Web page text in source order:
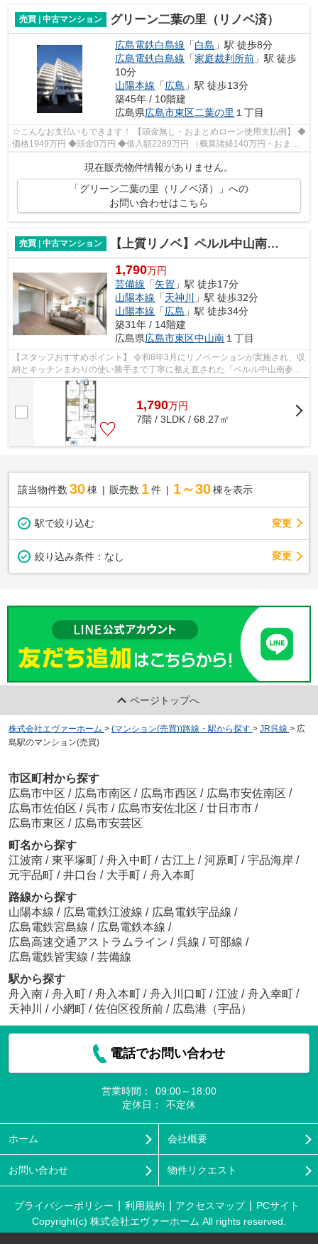
売買 | 中古マンション グリーン二葉の里（リノベ済）
広島電鉄白島線 「白島 」駅 徒歩8分
広島電鉄白島線 「家庭裁判所前 」駅 徒歩
10分
山陽本線 「広島 」駅 徒歩13分
築45年 / 10階建
広島県広島市東区二葉の里 １丁目
☆こんなお支払いもできます！ 【頭金無し・おまとめローン使用支払例】 ◆
価格1949万円 ◆頭金0万円 ◆借入額2289万円 （概算諸経140万円・おまと
めローン200万円込） ◆年利0.6％ 変動...
現在販売物件情報がありません。
「グリーン二葉の里（リノベ済）」への
お問い合わせはこちら
売買 | 中古マンション 【上質リノベ】ペルル中山南参番館
1,790万円
芸備線 「矢賀 」駅 徒歩17分
山陽本線 「天神川
」駅 徒歩32分
山陽本線 「広島 」駅 徒歩34分
築31年 / 14階建
広島県広島市東区中山南１丁目
【スタッフおすすめポイント】 令和8年3月にリノベーションが実施され、収
納とキッチンまわりの使い勝手まで丁寧に整え直された「ペルル中山南参番
館」。 広島市東区中山南1-23-5、「...
1,790万円
7階 / 3LDK / 68.27㎡
該当物件数 30棟 販売数 1 件 1～30 棟を表示
駅で絞り込む 変更
絞り込み条件： なし 変更
ページトップへ
株式会社エヴァーホーム > (マンション(売買))路線・駅から探す > JR呉線 > 広
島駅のマンション(売買)
市区町村から探す
広島市中区 / 広島市南区 / 広島市西区 / 広島市安佐南区 /
広島市佐伯区 / 呉市 / 広島市安佐北区 / 廿日市市 /
広島市東区 / 広島市安芸区
町名から探す
江波南 / 東平塚町 / 舟入中町 / 古江上 / 河原町 / 宇品海岸 /
元宇品町 / 井口台 / 大手町 / 舟入本町
路線から探す
山陽本線 / 広島電鉄江波線 / 広島電鉄宇品線 /
広島電鉄宮島線 / 広島電鉄本線 /
広島高速交通アストラムライン / 呉線 / 可部線 /
広島電鉄皆実線 / 芸備線
駅から探す
舟入南 / 舟入町 / 舟入本町 / 舟入川口町 / 江波 / 舟入幸町 /
天神川
/ 小網町 / 佐伯区役所前 / 広島港（宇品）
電話でお問い合わせ
営業時間：
09:00～18:00
定休日：
不定休
ホーム 会社概要
お問い合わせ 物件リクエスト
プライバシーポリシー 利用規約 アクセスマップ
PCサイト
Copyright(c) 株式会社エヴァーホーム All rights reserved.